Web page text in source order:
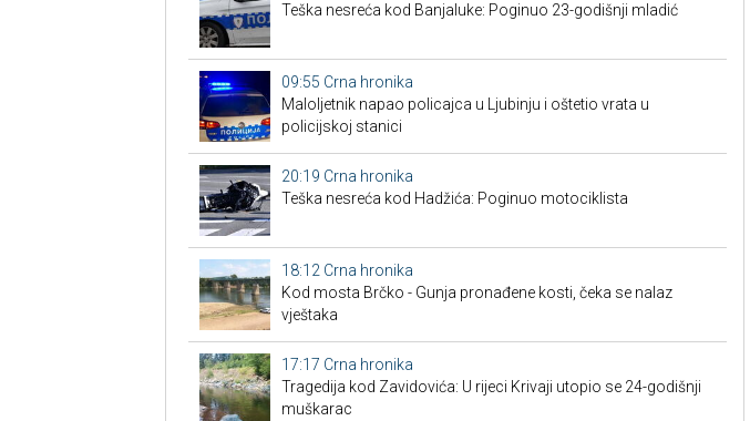
Teška nesreća kod Banjaluke: Poginuo 23-godišnji mladić
09:55 Crna hronika
Maloljetnik napao policajca u Ljubinju i oštetio vrata u
policijskoj stanici
20:19 Crna hronika
Teška nesreća kod Hadžića: Poginuo motociklista
18:12 Crna hronika
Kod mosta Brčko - Gunja pronađene kosti, čeka se nalaz
vještaka
17:17 Crna hronika
Tragedija kod Zavidovića: U rijeci Krivaji utopio se 24-godišnji
muškarac